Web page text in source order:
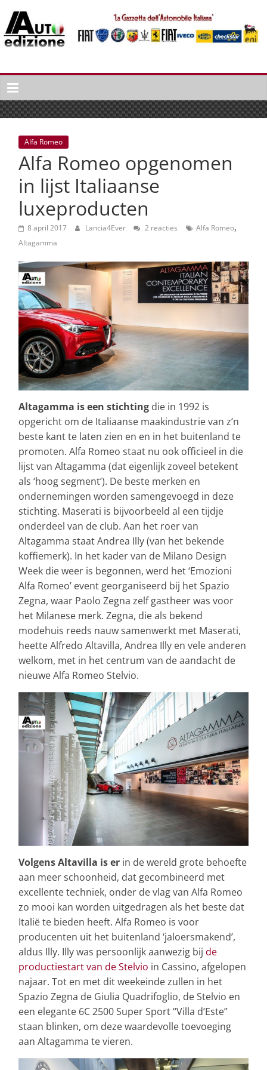
naar
inhoud
Auto
Edizione
La
Gazetta
dell'Automobile
Italiana
Italiaans
autonieuws
lifestyle
Alfa Romeo
Alfa Romeo opgenomen
in lijst Italiaanse
luxeproducten
8 april 2017 Lancia4Ever 2 reacties Alfa Romeo,
Altagamma
Altagamma is een stichting die in 1992 is
opgericht om de Italiaanse maakindustrie van z’n
beste kant te laten zien en en in het buitenland te
promoten. Alfa Romeo staat nu ook officieel in die
lijst van Altagamma (dat eigenlijk zoveel betekent
als ‘hoog segment’). De beste merken en
ondernemingen worden samengevoegd in deze
stichting. Maserati is bijvoorbeeld al een tijdje
onderdeel van de club. Aan het roer van
Altagamma staat Andrea Illy (van het bekende
koffiemerk). In het kader van de Milano Design
Week die weer is begonnen, werd het ‘Emozioni
Alfa Romeo’ event georganiseerd bij het Spazio
Zegna, waar Paolo Zegna zelf gastheer was voor
het Milanese merk. Zegna, die als bekend
modehuis reeds nauw samenwerkt met Maserati,
heette Alfredo Altavilla, Andrea Illy en vele anderen
welkom, met in het centrum van de aandacht de
nieuwe Alfa Romeo Stelvio.
Volgens Altavilla is er in de wereld grote behoefte
aan meer schoonheid, dat gecombineerd met
excellente techniek, onder de vlag van Alfa Romeo
zo mooi kan worden uitgedragen als het beste dat
Italië te bieden heeft. Alfa Romeo is voor
producenten uit het buitenland ‘jaloersmakend’,
aldus Illy. Illy was persoonlijk aanwezig bij de
productiestart van de Stelvio in Cassino, afgelopen
najaar. Tot en met dit weekeinde zullen in het
Spazio Zegna de Giulia Quadrifoglio, de Stelvio en
een elegante 6C 2500 Super Sport “Villa d’Este”
staan blinken, om deze waardevolle toevoeging
aan Altagamma te vieren.